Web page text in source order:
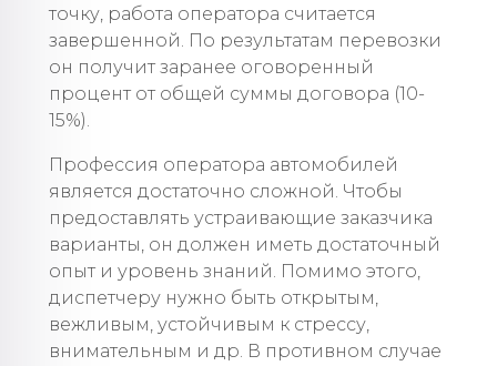
точку, работа оператора считается
завершенной. По результатам перевозки
он получит заранее оговоренный
процент от общей суммы договора (10-
15%).
Профессия оператора автомобилей
является достаточно сложной. Чтобы
предоставлять устраивающие заказчика
варианты, он должен иметь достаточный
опыт и уровень знаний. Помимо этого,
диспетчеру нужно быть открытым,
вежливым, устойчивым к стрессу,
внимательным и др. В противном случае